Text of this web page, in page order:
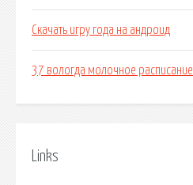
Скачать игру года на андроид
37 вологда молочное расписание
Links